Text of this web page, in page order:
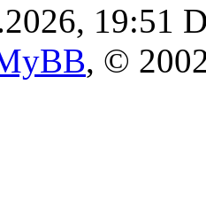
19:51
, ©